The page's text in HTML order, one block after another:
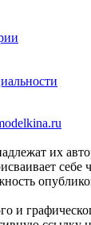
их
себе
и